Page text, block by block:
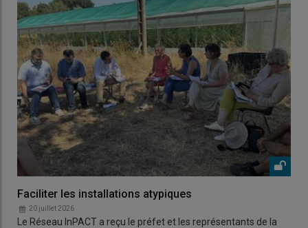
Faciliter les installations atypiques
20 juillet 2026
Le Réseau InPACT a reçu le préfet et les représentants de la